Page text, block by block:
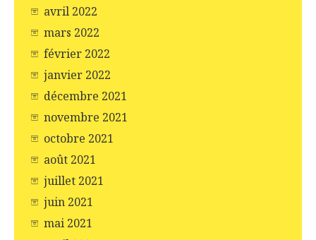
avril 2022
mars 2022
février 2022
janvier 2022
décembre 2021
novembre 2021
octobre 2021
août 2021
juillet 2021
juin 2021
mai 2021